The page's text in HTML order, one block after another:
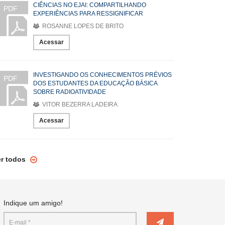
PDF
CIÊNCIAS NO EJAI: COMPARTILHANDO
EXPERIÊNCIAS PARA RESSIGNIFICAR
ROSANNE LOPES DE BRITO
Acessar
PDF
INVESTIGANDO OS CONHECIMENTOS PRÉVIOS
DOS ESTUDANTES DA EDUCAÇÃO BÁSICA
SOBRE RADIOATIVIDADE
VITOR BEZERRA LADEIRA
Acessar
todos
Indique um amigo!